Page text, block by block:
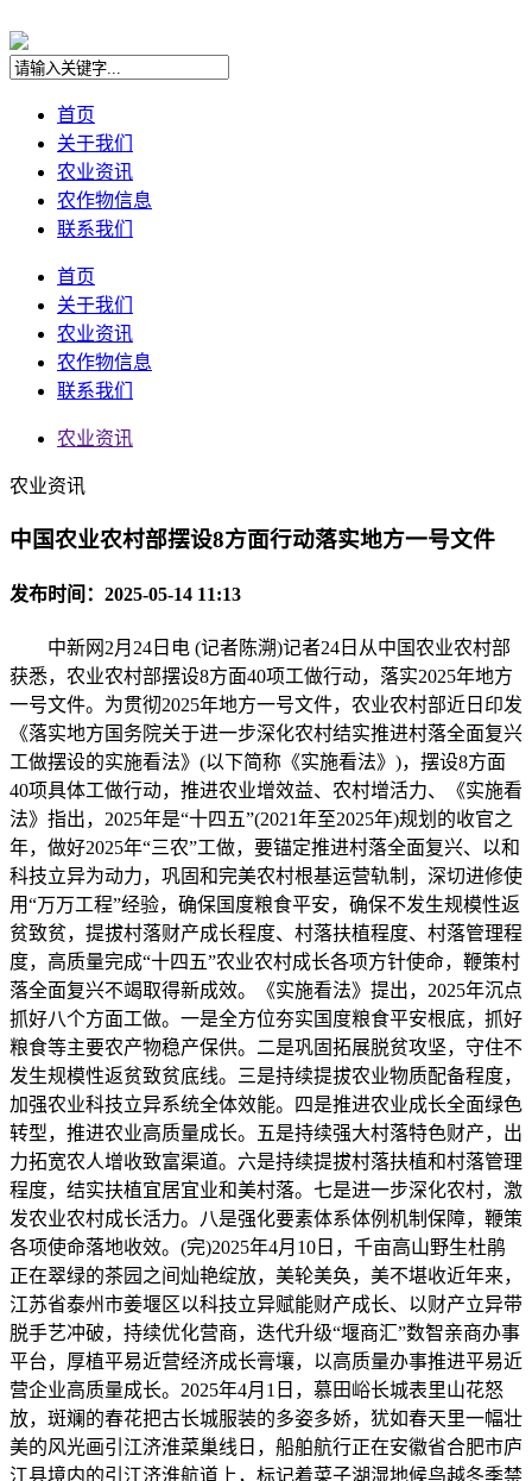
首页
关于我们
农业资讯
农作物信息
联系我们
首页
关于我们
农业资讯
农作物信息
联系我们
农业资讯
农业资讯
中国农业农村部摆设8方面行动落实地方一号文件
发布时间：2025-05-14 11:13
中新网2月24日电 (记者陈溯)记者24日从中国农业农村部
获悉，农业农村部摆设8方面40项工做行动，落实2025年地方
一号文件。为贯彻2025年地方一号文件，农业农村部近日印发
《落实地方国务院关于进一步深化农村结实推进村落全面复兴
工做摆设的实施看法》(以下简称《实施看法》)，摆设8方面
40项具体工做行动，推进农业增效益、农村增活力、《实施看
法》指出，2025年是“十四五”(2021年至2025年)规划的收官之
年，做好2025年“三农”工做，要锚定推进村落全面复兴、以和
科技立异为动力，巩固和完美农村根基运营轨制，深切进修使
用“万万工程”经验，确保国度粮食平安，确保不发生规模性返
贫致贫，提拔村落财产成长程度、村落扶植程度、村落管理程
度，高质量完成“十四五”农业农村成长各项方针使命，鞭策村
落全面复兴不竭取得新成效。《实施看法》提出，2025年沉点
抓好八个方面工做。一是全方位夯实国度粮食平安根底，抓好
粮食等主要农产物稳产保供。二是巩固拓展脱贫攻坚，守住不
发生规模性返贫致贫底线。三是持续提拔农业物质配备程度，
加强农业科技立异系统全体效能。四是推进农业成长全面绿色
转型，推进农业高质量成长。五是持续强大村落特色财产，出
力拓宽农人增收致富渠道。六是持续提拔村落扶植和村落管理
程度，结实扶植宜居宜业和美村落。七是进一步深化农村，激
发农业农村成长活力。八是强化要素体系体例机制保障，鞭策
各项使命落地收效。(完)2025年4月10日，千亩高山野生杜鹃
正在翠绿的茶园之间灿艳绽放，美轮美奂，美不堪收近年来，
江苏省泰州市姜堰区以科技立异赋能财产成长、以财产立异带
脱手艺冲破，持续优化营商，迭代升级“堰商汇”数智亲商办事
平台，厚植平易近营经济成长膏壤，以高质量办事推进平易近
营企业高质量成长。2025年4月1日，慕田峪长城表里山花怒
放，斑斓的春花把古长城服装的多姿多娇，犹如春天里一幅壮
美的风光画引江济淮菜巢线日，船舶航行正在安徽省合肥市庐
江县境内的引江济淮航道上，标记着菜子湖湿地候鸟越冬季禁